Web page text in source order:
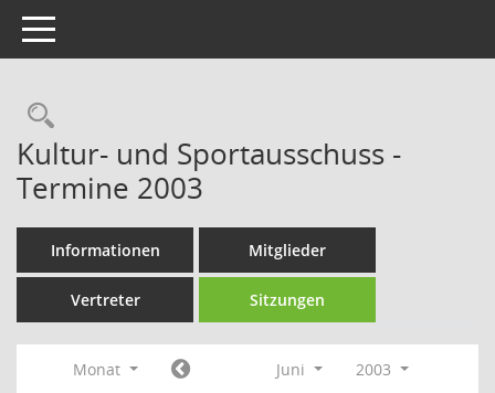
Toggle navigation
Rechercheauswahl
Kultur- und Sportausschuss -
Termine 2003
Informationen Mitglieder
Vertreter Sitzungen
Monat Juni
2003